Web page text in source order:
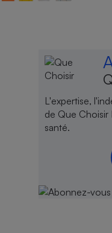
L'expertise,
de Que Choisir
santé.